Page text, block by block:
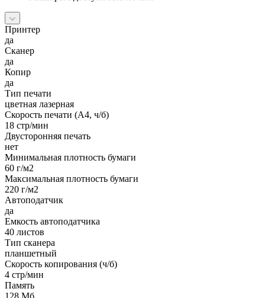
Принтер
да
Сканер
да
Копир
да
Тип печати
цветная лазерная
Скорость печати (А4, ч/б)
18 стр/мин
Двусторонняя печать
нет
Минимальная плотность бумаги
60 г/м2
Максимальная плотность бумаги
220 г/м2
Автоподатчик
да
Емкость автоподатчика
40 листов
Тип сканера
планшетный
Скорость копирования (ч/б)
4 стр/мин
Память